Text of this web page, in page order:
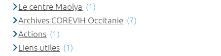
Le centre Maolya (1)
Archives COREVIH Occitanie (7)
Actions (1)
Liens utiles (1)